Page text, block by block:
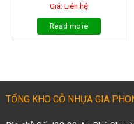
Giá: Liên hệ
Read more
TỔNG KHO GỖ NHỰA GIA